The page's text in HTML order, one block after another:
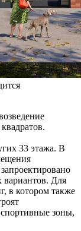
33 этажа. В
вариантов. Для
в котором также
зоны,